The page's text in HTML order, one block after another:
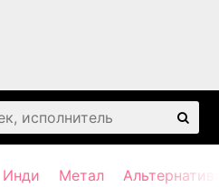
Инди Метал